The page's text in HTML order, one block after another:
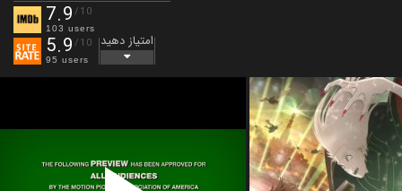
7.9 /10
103 users
5.9 /10
95 users
امتیاز دهید